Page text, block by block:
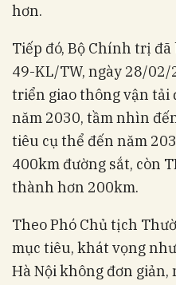
hơn.
Tiếp đó, Bộ Chính trị
49-KL/TW, ngày 28/
triển giao thông vận tải
năm 2030, tầm nhìn
tiêu cụ thể đến năm
400km đường sắt, còn
thành hơn 200km.
Theo Phó Chủ tịch
mục tiêu, khát vọng
Hà Nội không đơn giản,